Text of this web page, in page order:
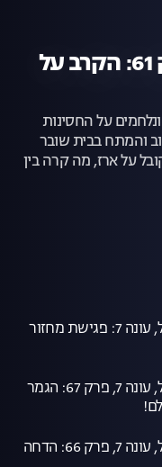
האח הגדול, עונה 7, פרק 61: הקרב על
על החסינות
והמתח בבית שובר
על ארז, מה קרה בין
מחזור
האח הגדול, עונה 7, פרק 67: הגמר
האח הגדול, עונה 7, פרק 66: הדחה